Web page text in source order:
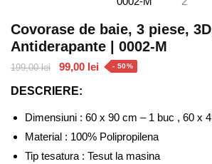
Covorase de baie, 3 piese,
Antiderapante | 0002-M
199,00lei
Prețul
a
fost:
199,00 lei.
99,00 lei Prețul
99,00 lei.
- 50%
DESCRIERE:
Dimensiuni : 60 x 90 cm – 1 buc , 60 x
Material : 100% Polipropilena
Tip tesatura : Tesut la masina